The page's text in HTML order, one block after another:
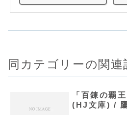
同カテゴリーの関連
「百錬の覇
(HJ文庫) /